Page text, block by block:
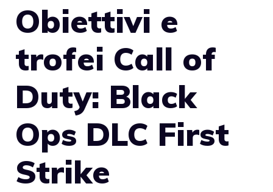
Obiettivi e
trofei Call of
Duty: Black
Ops DLC First
Strike